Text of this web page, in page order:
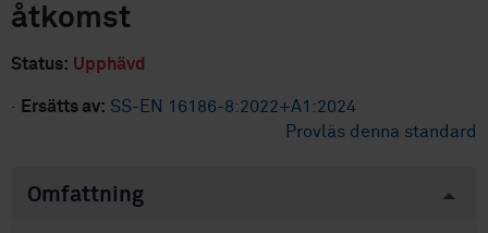
åtkomst
Status: Upphävd
· Ersätts av: SS-EN 16186-8:2022+A1:2024
Provläs denna standard
Omfattning